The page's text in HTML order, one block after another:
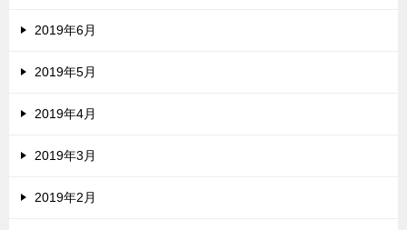
2019年6月
2019年5月
2019年4月
2019年3月
2019年2月